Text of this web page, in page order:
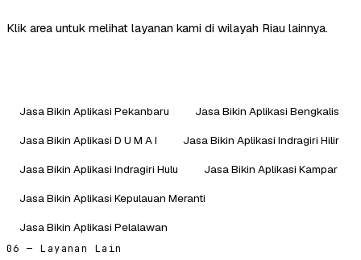
Klik area untuk melihat layanan kami di wilayah Riau lainnya.
Jasa Bikin Aplikasi Pekanbaru
Jasa Bikin Aplikasi Bengkalis
Jasa Bikin Aplikasi D U M A I
Jasa Bikin Aplikasi Indragiri Hilir
Jasa Bikin Aplikasi Indragiri Hulu
Jasa Bikin Aplikasi Kampar
Jasa Bikin Aplikasi Kepulauan Meranti
Jasa Bikin Aplikasi Pelalawan
06 — Layanan Lain